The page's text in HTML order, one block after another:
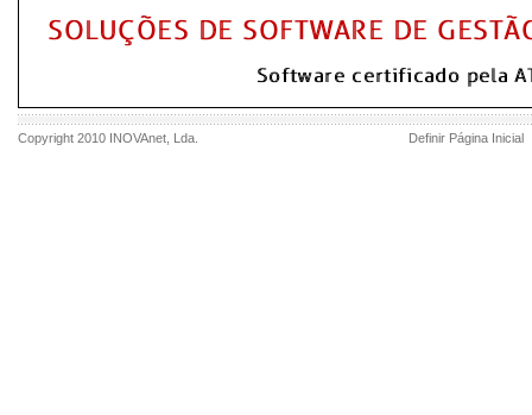
Copyright 2010 INOVAnet , Lda. Definir Página Inicial